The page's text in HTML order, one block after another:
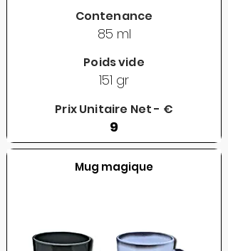
Contenance
85 ml
Poids vide
151 gr
Prix Unitaire Net - €
9
Mug magique